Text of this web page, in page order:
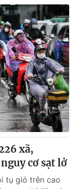
xã,
cơ sạt lở
tụ gió trên cao